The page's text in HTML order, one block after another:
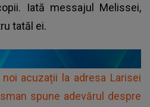
Iată messajul Melissei,
tatăl ei.
noi acuzații la adresa Larisei
spune adevărul despre